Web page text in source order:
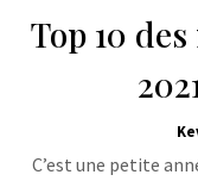
Top 10
C’est une petite